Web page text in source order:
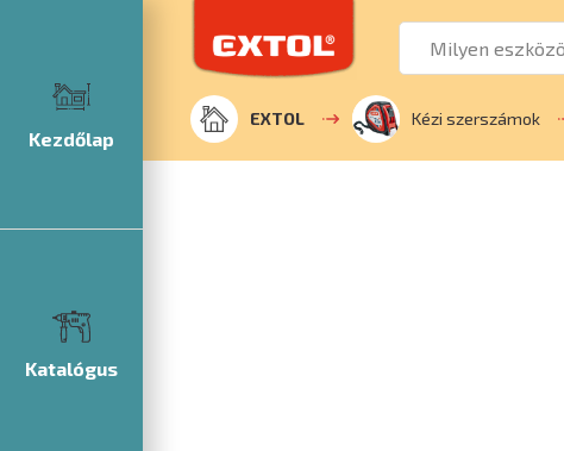
Kezdőlap
Katalógus
EXTOL Kézi szerszámok